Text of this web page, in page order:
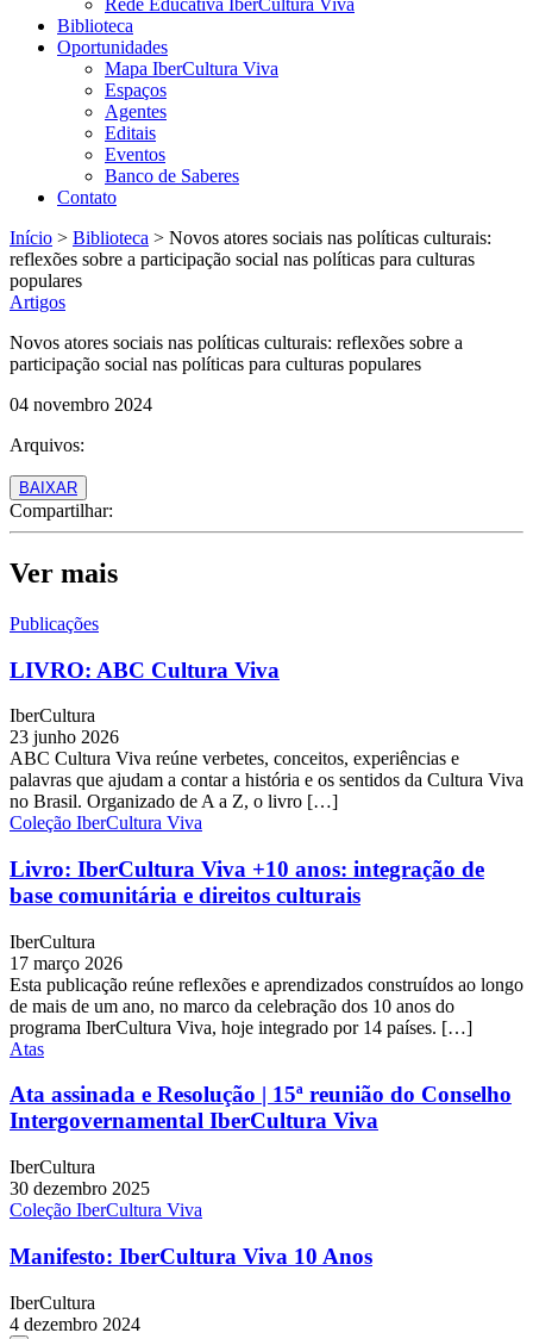
Rede Educativa IberCultura Viva
Biblioteca
Oportunidades
Mapa IberCultura Viva
Espaços
Agentes
Editais
Eventos
Banco de Saberes
Contato
Início > Biblioteca > Novos atores sociais nas políticas culturais:
reflexões sobre a participação social nas políticas para culturas
populares
Artigos
Novos atores sociais nas políticas culturais: reflexões sobre a
participação social nas políticas para culturas populares
04 novembro 2024
Arquivos:
BAIXAR
Compartilhar:
Ver mais
Publicações
LIVRO: ABC Cultura Viva
IberCultura
23 junho 2026
ABC Cultura Viva reúne verbetes, conceitos, experiências e
palavras que ajudam a contar a história e os sentidos da Cultura Viva
no Brasil. Organizado de A a Z, o livro […]
Coleção IberCultura Viva
Livro: IberCultura Viva +10 anos: integração de
base comunitária e direitos culturais
IberCultura
17 março 2026
Esta publicação reúne reflexões e aprendizados construídos ao longo
de mais de um ano, no marco da celebração dos 10 anos do
programa IberCultura Viva, hoje integrado por 14 países. […]
Atas
Ata assinada e Resolução | 15ª reunião do Conselho
Intergovernamental IberCultura Viva
IberCultura
30 dezembro 2025
Coleção IberCultura Viva
Manifesto: IberCultura Viva 10 Anos
IberCultura
4 dezembro 2024